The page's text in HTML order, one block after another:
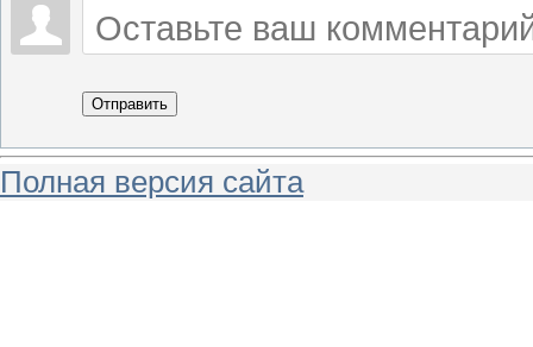
Отправить
Полная версия сайта